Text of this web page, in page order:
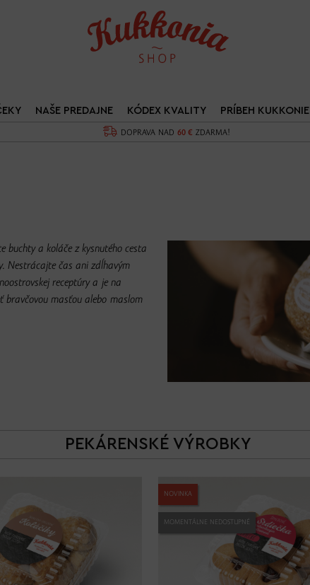
DOPRAVA NAD60 € ZDARMA!
NAŠE PREDAJNE KÓDEX KVALITY PRÍBEH KUKKONIE
buchty a koláče z kysnutého cesta
Nestrácajte čas ani zdĺhavým
receptúry a je na
bravčovou masťou alebo maslom
PEKÁRENSKÉ VÝROBKY
NOVINKA
MOMENTÁLNE NEDOSTUPNÉ